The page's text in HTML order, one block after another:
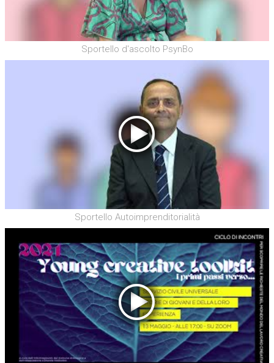
Sportello d'ascolto PsynBo
Sportello Autoimprenditorialità